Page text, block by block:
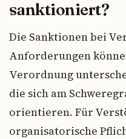
sanktioniert?
Die Sanktionen bei
Anforderungen
Verordnung
die sich am
orientieren. Für
organisatorische